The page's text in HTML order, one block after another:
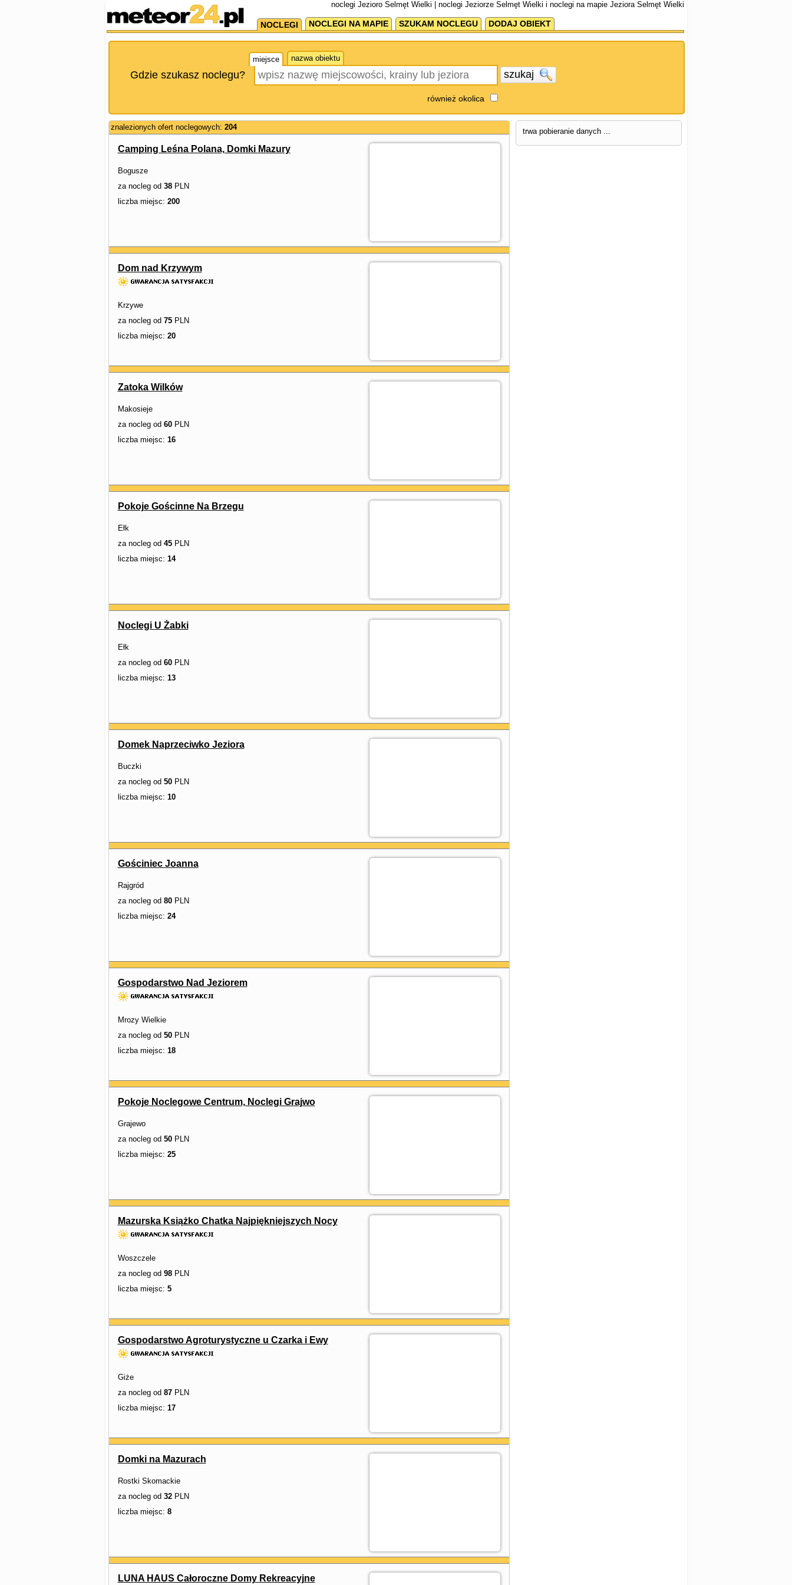
noclegi Jezioro Selmęt Wielki | noclegi Jeziorze Selmęt Wielki i noclegi na mapie Jeziora Selmęt Wielki
NOCLEGI NOCLEGI NA MAPIE SZUKAM NOCLEGU DODAJ OBIEKT
miejsce nazwa obiektu
Gdzie szukasz noclegu? szukaj
również okolica
znalezionych ofert noclegowych: 204
Camping Leśna Polana, Domki Mazury
Bogusze
za nocleg od 38PLN
liczba miejsc: 200
Dom nad Krzywym
Krzywe
za nocleg od 75PLN
liczba miejsc: 20
Zatoka Wilków
Makosieje
za nocleg od 60PLN
liczba miejsc: 16
Pokoje Gościnne Na Brzegu
Ełk
za nocleg od 45PLN
liczba miejsc: 14
Noclegi U Żabki
Ełk
za nocleg od 60PLN
liczba miejsc: 13
Domek Naprzeciwko Jeziora
Buczki
za nocleg od 50PLN
liczba miejsc: 10
Gościniec Joanna
Rajgród
za nocleg od 80PLN
liczba miejsc: 24
Gospodarstwo Nad Jeziorem
Mrozy Wielkie
za nocleg od 50PLN
liczba miejsc: 18
Pokoje Noclegowe Centrum, Noclegi Grajwo
Grajewo
za nocleg od 50PLN
liczba miejsc: 25
Mazurska Książko Chatka Najpiękniejszych Nocy
Woszczele
za nocleg od 98PLN
liczba miejsc: 5
Gospodarstwo Agroturystyczne u Czarka i Ewy
Giże
za nocleg od 87PLN
liczba miejsc: 17
Domki na Mazurach
Rostki Skomackie
za nocleg od 32PLN
liczba miejsc: 8
LUNA HAUS Całoroczne Domy Rekreacyjne
trwa pobieranie danych ...